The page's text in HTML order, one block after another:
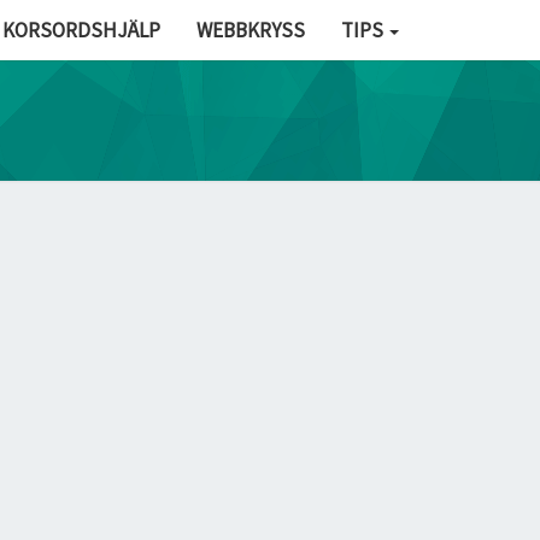
KORSORDSHJÄLP WEBBKRYSS TIPS